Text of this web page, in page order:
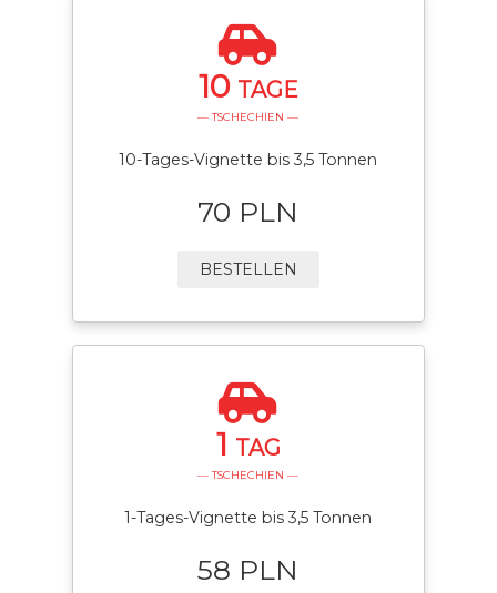
10 TAGE
— TSCHECHIEN —
10-Tages-Vignette bis 3,5 Tonnen
70 PLN
BESTELLEN
1 TAG
— TSCHECHIEN —
1-Tages-Vignette bis 3,5 Tonnen
58 PLN